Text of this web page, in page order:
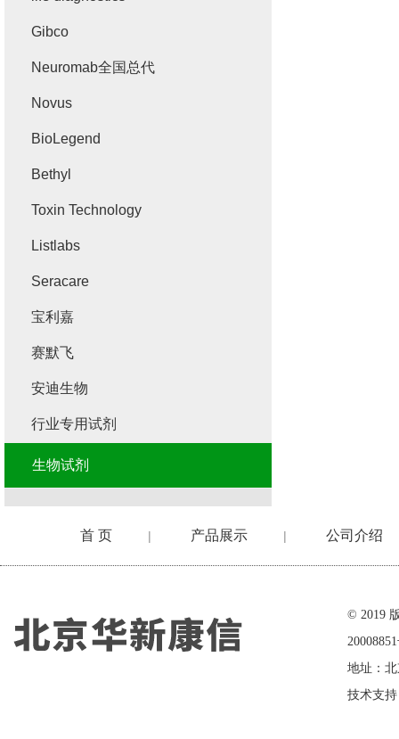
Gibco
Neuromab全国总代
Novus
BioLegend
Bethyl
Toxin Technology
Listlabs
Seracare
宝利嘉
赛默飞
安迪生物
行业专用试剂
生物试剂
首 页 | 产品展示 | 公司介绍
© 2019
地址：
技术支